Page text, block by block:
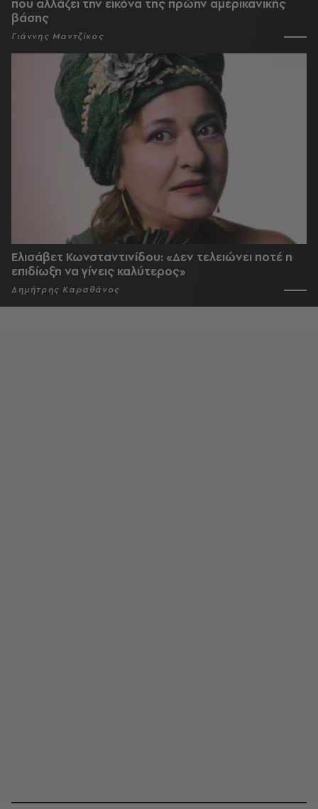
που αλλάζει την εικόνα της πρώην αμερικανικής
βάσης
Γιάννης Μαντζίκος
Ελισάβετ Κωνσταντινίδου: «Δεν τελειώνει ποτέ η
επιδίωξη να γίνεις καλύτερος»
Δημήτρης Καραθάνος